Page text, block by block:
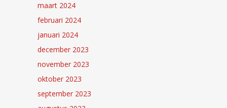
maart 2024
februari 2024
januari 2024
december 2023
november 2023
oktober 2023
september 2023